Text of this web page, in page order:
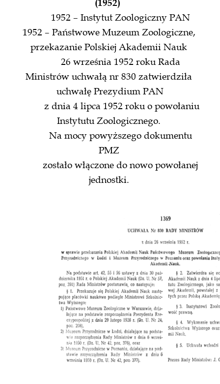
(1952)
1952 – Instytut Zoologiczny PAN
1952 – Państwowe Muzeum Zoologiczne,
przekazanie Polskiej Akademii Nauk
26 września 1952 roku Rada
Ministrów uchwałą nr 830 zatwierdziła
uchwałę Prezydium PAN
Instytutu Zoologicznego.
Na mocy powyższego dokumentu
PMZ
zostało włączone do nowo powołanej
jednostki.